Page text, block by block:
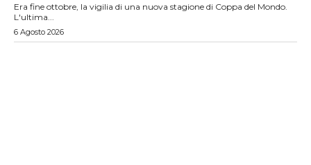
Era fine ottobre, la vigilia di una nuova stagione di Coppa del Mondo.
L'ultima...
6 Agosto 2026